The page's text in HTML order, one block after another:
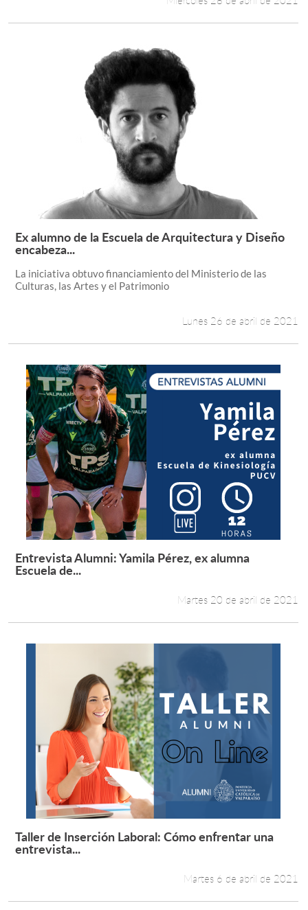
Leer más +
Ex alumno de la Escuela de Arquitectura y Diseño
encabeza...
La iniciativa obtuvo financiamiento del Ministerio de las
Culturas, las Artes y el Patrimonio
Lunes 26 de abril de 2021
Leer más +
Entrevista Alumni: Yamila Pérez, ex alumna
Escuela de...
Martes 20 de abril de 2021
Leer más +
Taller de Inserción Laboral: Cómo enfrentar una
entrevista...
Martes 6 de abril de 2021